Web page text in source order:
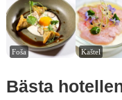
Foša Kaštel
Bästa